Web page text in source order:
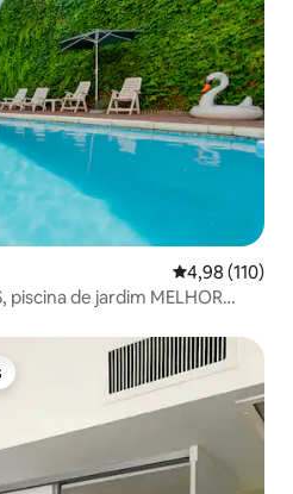
4,98 de uma
4,98 (110)
piscina de jardim MELHOR
dos hóspedes